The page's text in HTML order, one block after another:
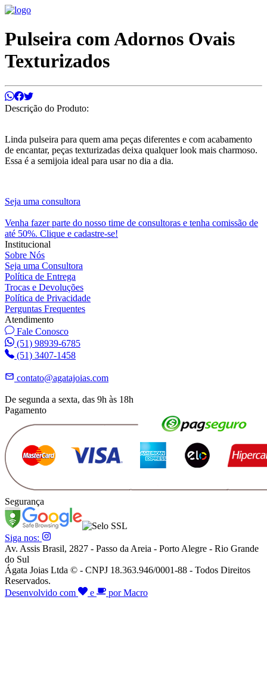
Pulseira com Adornos Ovais
Texturizados
Descrição do Produto:
Linda pulseira para quem ama peças diferentes e com acabamento
de encantar, peças texturizadas deixa qualquer look mais charmoso.
Essa é a semijoia ideal para usar no dia a dia.
Seja uma consultora
Venha fazer parte do nosso time de consultoras e tenha comissão de
até 50%. Clique e cadastre-se!
Institucional
Sobre Nós
Seja uma Consultora
Política de Entrega
Trocas e Devoluções
Política de Privacidade
Perguntas Frequentes
Atendimento
Fale Conosco
(51) 98939-6785
(51) 3407-1458
contato@agatajoias.com
De segunda a sexta, das 9h às 18h
Pagamento
Segurança
Siga nos:
Av. Assis Brasil, 2827 - Passo da Areia - Porto Alegre - Rio Grande
do Sul
Ágata Joias Ltda © - CNPJ 18.363.946/0001-88 - Todos Direitos
Reservados.
Desenvolvido com
e por Macro